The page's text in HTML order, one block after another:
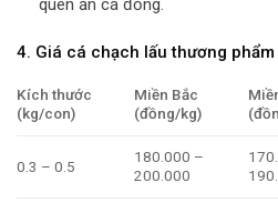
quen ăn cá đồng.
4. Giá cá chạch lấu thương
Kích thước
(kg/con)
Miền Bắc
(đồng/kg)
0.3 – 0.5
180.000 –
200.000